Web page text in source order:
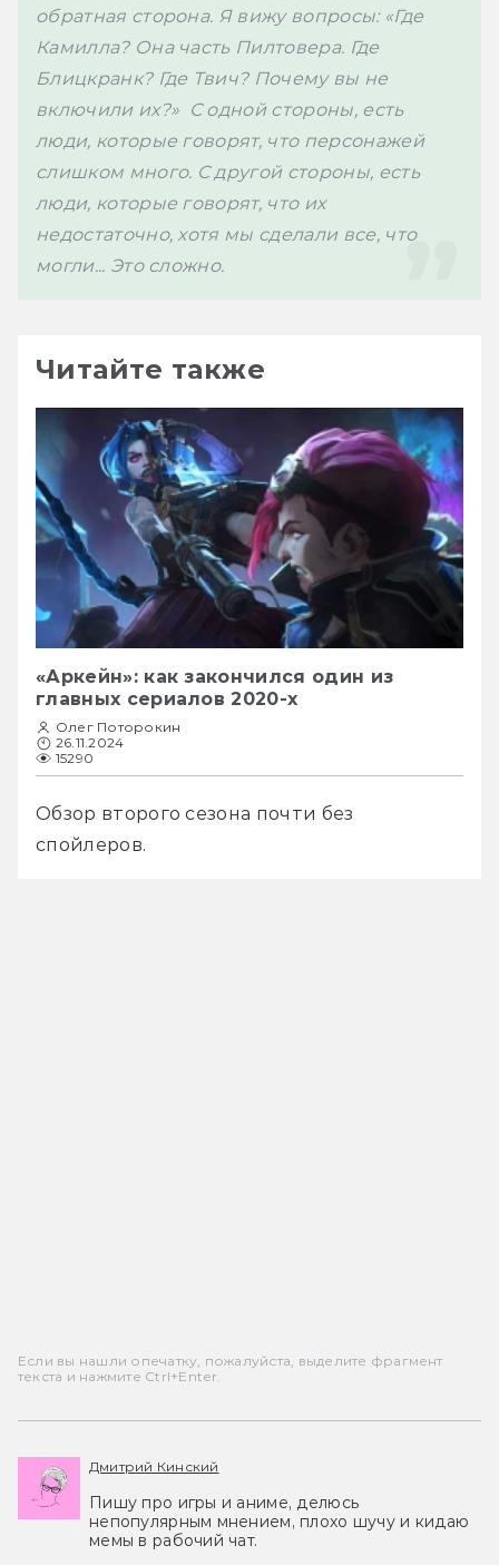
обратная сторона. Я вижу вопросы: «Где
Камилла? Она часть Пилтовера. Где
Блицкранк? Где Твич? Почему вы не
включили их?»  С одной стороны, есть
люди, которые говорят, что персонажей
слишком много. С другой стороны, есть
люди, которые говорят, что их
недостаточно, хотя мы сделали все, что
могли... Это сложно.
Читайте также
«Аркейн»: как закончился один из
главных сериалов 2020-х
Олег Поторокин
26.11.2024
15290
Обзор второго сезона почти без
спойлеров.
Если вы нашли опечатку, пожалуйста, выделите фрагмент
текста и нажмите Ctrl+Enter.
Дмитрий Кинский
Пишу про игры и аниме, делюсь
непопулярным мнением, плохо шучу и кидаю
мемы в рабочий чат.